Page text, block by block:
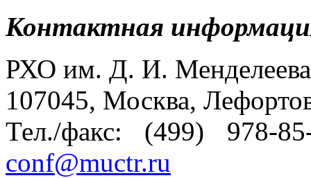
Контактная
РХО им. Д. И.
107045, Москва,
Тел./факс: (499) 978-
conf@muctr.ru